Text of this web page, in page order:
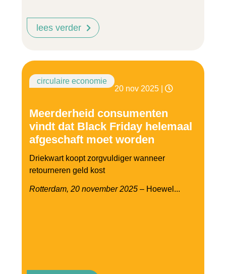
lees verder
circulaire economie
20 nov 2025
Meerderheid consumenten
vindt dat Black Friday helemaal
afgeschaft moet worden
Driekwart koopt zorgvuldiger wanneer
retourneren geld kost
Rotterdam, 20 november 2025– Hoewel...